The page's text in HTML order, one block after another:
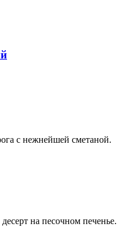
с нежнейшей сметаной.
на песочном печенье.